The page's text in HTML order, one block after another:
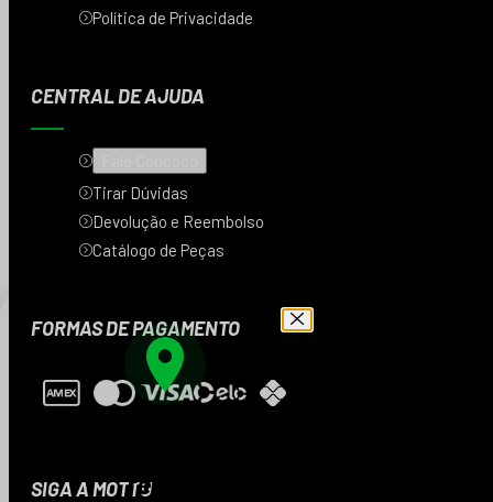
Política de Privacidade
CENTRAL DE AJUDA
Tirar Dúvidas
Devolução e Reembolso
Catálogo de Peças
FORMAS DE PAGAMENTO
SIGA A MOTTUregião